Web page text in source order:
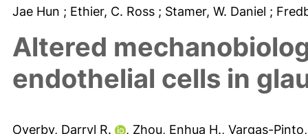
Jae Hun ; Ethier, C. Ross ; Stamer, W. Daniel ;
Altered
endothelial cells in
Overby, Darryl R. , Zhou, Enhua H., Vargas-